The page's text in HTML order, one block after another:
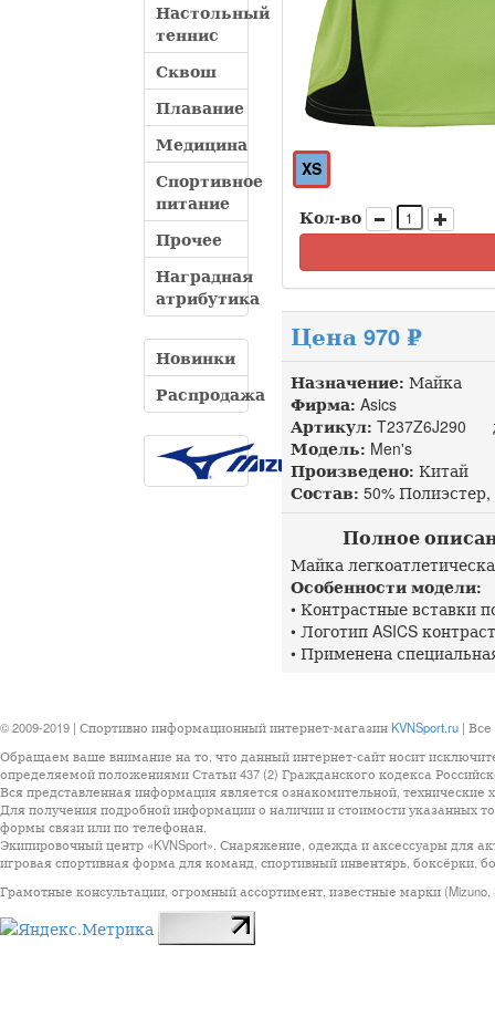
Настольный
теннис
Сквош
Плавание
Медицина
Спортивное
питание
Прочее
Наградная
атрибутика
Новинки
Распродажа
XS
Кол-во
Цена 970 ₽
Назначение: Майка
Фирма: Asics
Артикул: T237Z6J290
Модель: Men's
Произведено: Китай
Состав: 50% Полиэстер,
Полное
Майка
Особенности модели:
• Контрастные вставки
• Логотип ASICS
• Применена
© 2009-2019 | Спортивно информационный интернет-магазин KVNSport.ru |
Обращаем ваше внимание на то, что данный интернет-сайт носит
определяемой положениями Статьи 437 (2) Гражданского кодекса
Вся представленная информация является ознакомительной, технические
Для получения подробной информации о наличии и стоимости указанных
формы связи или по телефонан.
Экипировочный центр «KVNSport». Снаряжение, одежда и аксессуары для
игровая спортивная форма для команд, спортивный инвентярь, боксёрки,
Грамотные консультации, огромный ассортимент, известные марки (Mizuno,